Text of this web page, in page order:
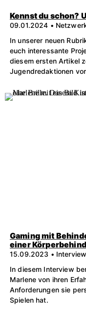
Kennst du schon?
09.01.2024 •
In unserer neuen
euch interessante
diesem ersten Artikel
Jugendredaktionen
Gaming mit
einer
15.09.2023 •
In diesem Interview
Marlene von ihren
Anforderungen sie
Spielen hat.